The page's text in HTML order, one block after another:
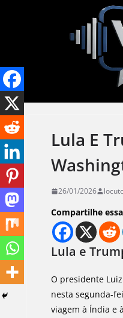
Lula E
26/01/2026
Compartilhe
Lula e
O presidente
nesta segunda-
viagem à Índia e